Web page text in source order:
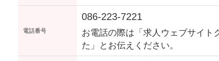
電話番号
086-223-7221
お電話の際は「求人ウェブサイト
た」とお伝えください。